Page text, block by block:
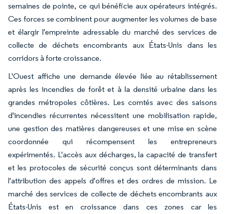
semaines de pointe, ce qui bénéficie aux opérateurs intégrés.
Ces forces se combinent pour augmenter les volumes de base
et élargir l'empreinte adressable du marché des services de
collecte de déchets encombrants aux États-Unis dans les
corridors à forte croissance.
L'Ouest affiche une demande élevée liée au rétablissement
après les incendies de forêt et à la densité urbaine dans les
grandes métropoles côtières. Les comtés avec des saisons
d'incendies récurrentes nécessitent une mobilisation rapide,
une gestion des matières dangereuses et une mise en scène
coordonnée qui récompensent les entrepreneurs
expérimentés. L'accès aux décharges, la capacité de transfert
et les protocoles de sécurité conçus sont déterminants dans
l'attribution des appels d'offres et des ordres de mission. Le
marché des services de collecte de déchets encombrants aux
États-Unis est en croissance dans ces zones car les